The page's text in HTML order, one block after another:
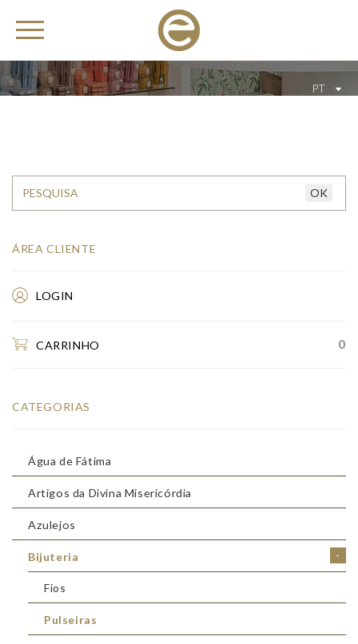
PT
ÁREA CLIENTE
LOGIN
CARRINHO 0
CATEGORIAS
Água de Fátima
Artigos da Divina Misericórdia
Azulejos
-
Bijuteria
Fios
Pulseiras